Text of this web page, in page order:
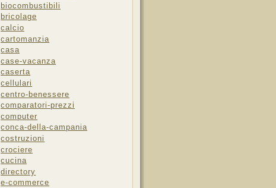
biocombustibili
bricolage
calcio
cartomanzia
casa
case-vacanza
caserta
cellulari
centro-benessere
comparatori-prezzi
computer
conca-della-campania
costruzioni
crociere
cucina
directory
e-commerce